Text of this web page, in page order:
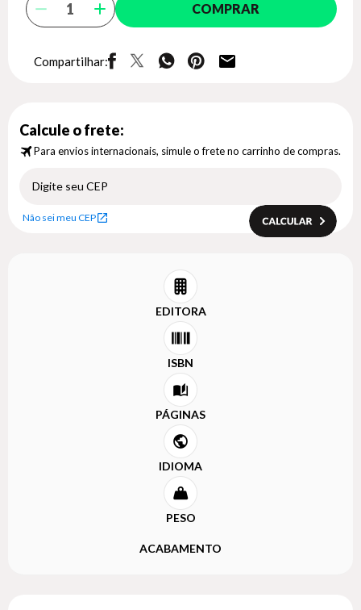
COMPRAR
Compartilhar:
Calcule o frete:
Para envios internacionais, simule o frete no carrinho de compras.
Não sei meu CEP
EDITORA
ISBN
PÁGINAS
IDIOMA
PESO
ACABAMENTO